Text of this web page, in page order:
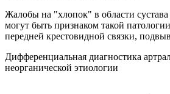
Жалобы на "хлопок" в области
могут быть признаком такой
передней крестовидной связки,
Дифференциальная диагностика
неорганической этиологии